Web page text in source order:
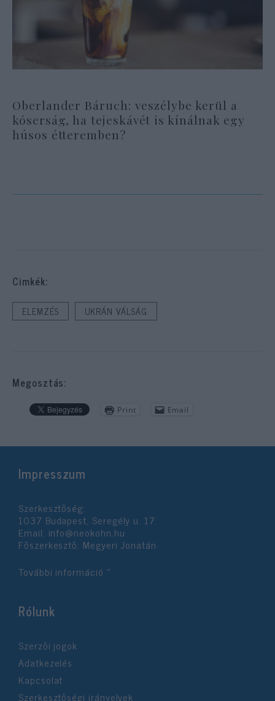
Oberlander Báruch: veszélybe kerül a
kóserság, ha tejeskávét is kínálnak egy
húsos étteremben?
Cimkék:
ELEMZÉS UKRÁN VÁLSÁG
Megosztás:
Print Email
Impresszum
Szerkesztőség:
1037 Budapest, Seregély u. 17.
Email: info@neokohn.hu
Főszerkesztő: Megyeri Jonatán
További információ »
Rólunk
Szerzői jogok
Adatkezelés
Kapcsolat
Szerkesztőségi irányelvek